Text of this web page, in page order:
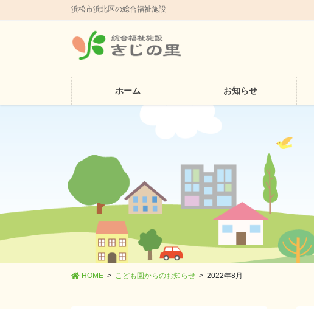
浜松市浜北区の総合福祉施設
ホーム お知らせ
HOME こども園からのお知らせ 2022年8月